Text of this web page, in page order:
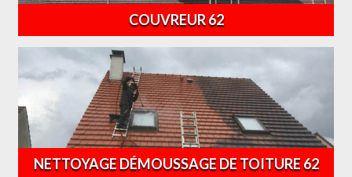
COUVREUR 62
NETTOYAGE DÉMOUSSAGE DE TOITURE 62